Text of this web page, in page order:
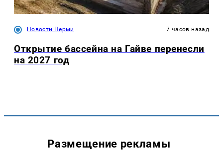
Новости Перми 7 часов назад
Открытие бассейна на Гайве перенесли
на 2027 год
Размещение рекламы